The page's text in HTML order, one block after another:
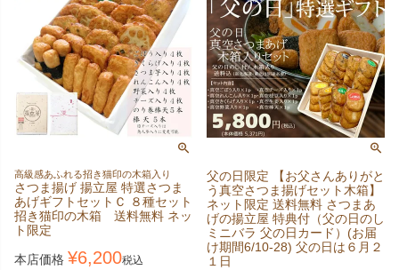
高級感あふれる招き猫印の木箱入り
さつま揚げ 揚立屋 特選さつま
あげギフトセットＣ ８種セット
招き猫印の木箱 送料無料 ネッ
ト限定
本店価格 ¥6,200税込
父の日限定 【お父さんありがと
う真空さつま揚げセット木箱】
ネット限定 送料無料 さつまあ
げの揚立屋 特典付（父の日のし
ミニバラ 父の日カード）(お届
け期間6/10-28) 父の日は６月２
１日